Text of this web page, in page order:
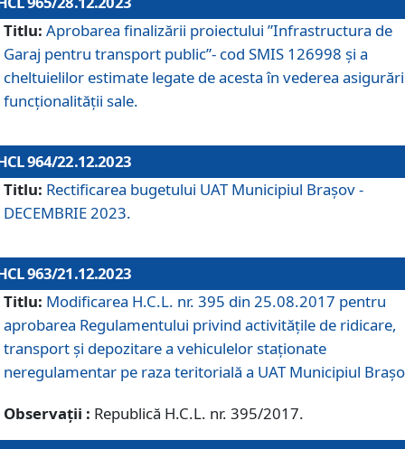
Titlu: Aprobarea finalizării proiectului ”Infrastructura de
Garaj pentru transport public”- cod SMIS 126998 și a
cheltuielilor estimate legate de acesta în vederea
funcționalității sale.
964/22.12.2023
Titlu: Rectificarea bugetului UAT Municipiul Braşov -
DECEMBRIE 2023.
963/21.12.2023
Titlu: Modificarea H.C.L. nr. 395 din 25.08.2017 pentru
aprobarea Regulamentului privind activitățile de ridicare,
transport şi depozitare a vehiculelor staționate
neregulamentar pe raza teritorială a UAT Municipiul
Observații : Republică H.C.L. nr. 395/2017.